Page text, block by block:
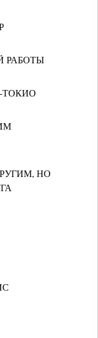
РАБОТЫ
ТОКИО
НО